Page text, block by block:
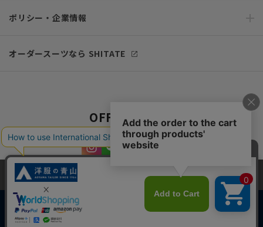
ポリシー・企業情報
オーダースーツなら SHITATE
OFFICIAL SNS
当サイトでは、快適な閲覧体験とコンテンツ改善のためにCookieを使用
しています。閲覧を続けることで、Cookieの使用に同意したものとみな
します。詳細については